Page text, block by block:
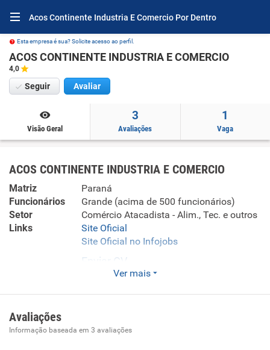
Acos Continente Industria E Comercio Por Dentro
Esta empresa é sua? Solicite acesso ao perfil.
ACOS CONTINENTE INDUSTRIA E COMERCIO
4,0
Seguir Avaliar
Visão Geral
3
Avaliações
1
Vaga
ACOS CONTINENTE INDUSTRIA E COMERCIO
Matriz
Paraná
Funcionários
Grande (acima de 500 funcionários)
Setor
Comércio Atacadista - Alim., Tec. e outros
Links
Site Oficial
Site Oficial no Infojobs
Enviar CV
Ver mais
Avaliações
Informação baseada em 3 avaliações